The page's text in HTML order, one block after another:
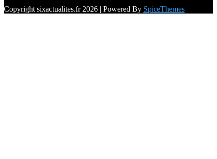
Copyright sixactualites.fr 2026 | Powered By SpiceThemes